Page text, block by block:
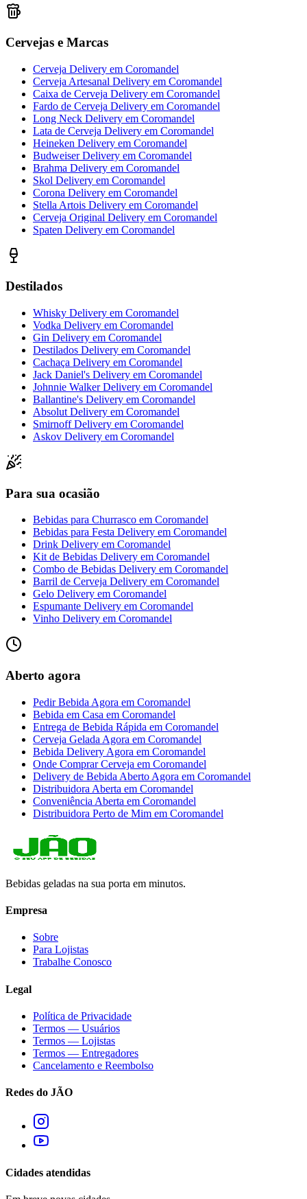
Cervejas e Marcas
Cerveja Delivery em Coromandel
Cerveja Artesanal Delivery em Coromandel
Caixa de Cerveja Delivery em Coromandel
Fardo de Cerveja Delivery em Coromandel
Long Neck Delivery em Coromandel
Lata de Cerveja Delivery em Coromandel
Heineken Delivery em Coromandel
Budweiser Delivery em Coromandel
Brahma Delivery em Coromandel
Skol Delivery em Coromandel
Corona Delivery em Coromandel
Stella Artois Delivery em Coromandel
Cerveja Original Delivery em Coromandel
Spaten Delivery em Coromandel
Destilados
Whisky Delivery em Coromandel
Vodka Delivery em Coromandel
Gin Delivery em Coromandel
Destilados Delivery em Coromandel
Cachaça Delivery em Coromandel
Jack Daniel's Delivery em Coromandel
Johnnie Walker Delivery em Coromandel
Ballantine's Delivery em Coromandel
Absolut Delivery em Coromandel
Smirnoff Delivery em Coromandel
Askov Delivery em Coromandel
Para sua ocasião
Bebidas para Churrasco em Coromandel
Bebidas para Festa Delivery em Coromandel
Drink Delivery em Coromandel
Kit de Bebidas Delivery em Coromandel
Combo de Bebidas Delivery em Coromandel
Barril de Cerveja Delivery em Coromandel
Gelo Delivery em Coromandel
Espumante Delivery em Coromandel
Vinho Delivery em Coromandel
Aberto agora
Pedir Bebida Agora em Coromandel
Bebida em Casa em Coromandel
Entrega de Bebida Rápida em Coromandel
Cerveja Gelada Agora em Coromandel
Bebida Delivery Agora em Coromandel
Onde Comprar Cerveja em Coromandel
Delivery de Bebida Aberto Agora em Coromandel
Distribuidora Aberta em Coromandel
Conveniência Aberta em Coromandel
Distribuidora Perto de Mim em Coromandel
Bebidas geladas na sua porta em minutos.
Empresa
Sobre
Para Lojistas
Trabalhe Conosco
Legal
Política de Privacidade
Termos — Usuários
Termos — Lojistas
Termos — Entregadores
Cancelamento e Reembolso
Redes do JÃO
Cidades atendidas